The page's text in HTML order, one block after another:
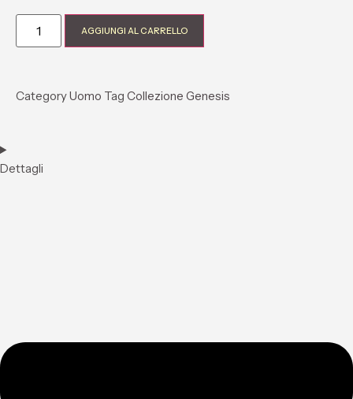
AGGIUNGI AL CARRELLO
CategoryUomo Tag Collezione Genesis
Dettagli